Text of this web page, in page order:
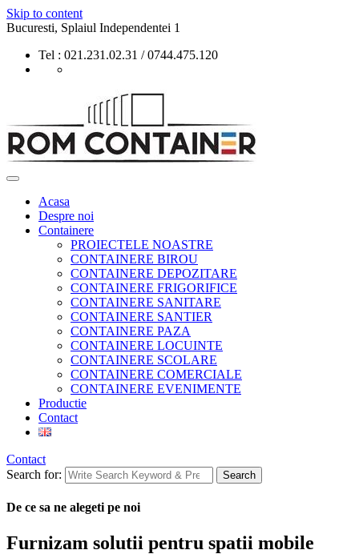
Skip to content
Bucuresti, Splaiul Independentei 1
Tel : 021.231.02.31 / 0744.475.120
Acasa
Despre noi
Containere
PROIECTELE NOASTRE
CONTAINERE BIROU
CONTAINERE DEPOZITARE
CONTAINERE FRIGORIFICE
CONTAINERE SANITARE
CONTAINERE SANTIER
CONTAINERE PAZA
CONTAINERE LOCUINTE
CONTAINERE SCOLARE
CONTAINERE COMERCIALE
CONTAINERE EVENIMENTE
Productie
Contact
Contact
Search for:
Search
De ce sa ne alegeti pe noi
Furnizam solutii pentru spatii mobile